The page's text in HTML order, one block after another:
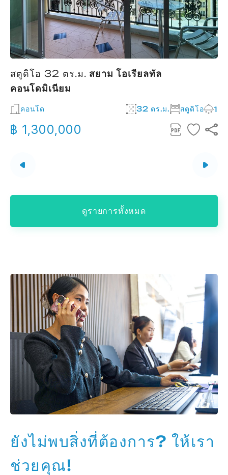
สตูดิโอ 32 ตร.ม. สยาม โอเรียลทัล
คอนโดมิเนียม
คอนโด 32 ตร.ม. สตูดิโอ 1
฿ 1,300,000
ดูรายการทั้งหมด
ยังไม่พบสิ่งที่ต้องการ? ให้เรา
ช่วยคุณ!